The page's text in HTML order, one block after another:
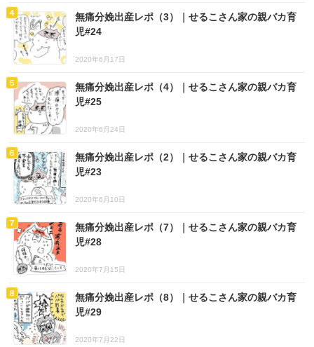
無痛分娩出産レポ（3）｜せるこさん家の親バカ育
児#24
2020年6月17日
無痛分娩出産レポ（4）｜せるこさん家の親バカ育
児#25
2020年6月24日
無痛分娩出産レポ（2）｜せるこさん家の親バカ育
児#23
2020年6月10日
無痛分娩出産レポ（7）｜せるこさん家の親バカ育
児#28
2020年7月15日
無痛分娩出産レポ（8）｜せるこさん家の親バカ育
児#29
2020年7月22日